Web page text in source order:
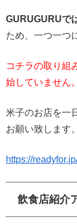
GURUGURUで
ため、一つ一つ
コチラの取り組
始していません。
米子のお店を一
お願い致します。
https://
飲食店紹介